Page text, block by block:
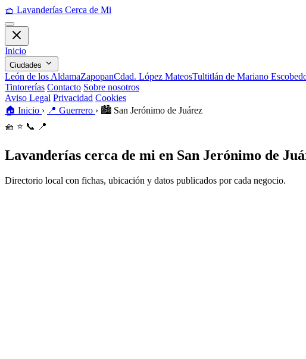
🧺 Lavanderías Cerca de Mi
Inicio
Ciudades
León de los AldamaZapopanCdad. López MateosTultitlán de Mariano
Tintorerías Contacto Sobre nosotros
Aviso Legal Privacidad Cookies
🏠 Inicio › 📍 Guerrero › 🏙️ San Jerónimo de Juárez
🧺 ⭐ 📞 📍
Lavanderías cerca de mi en San Jerónimo de
Directorio local con fichas, ubicación y datos publicados por cada negocio.